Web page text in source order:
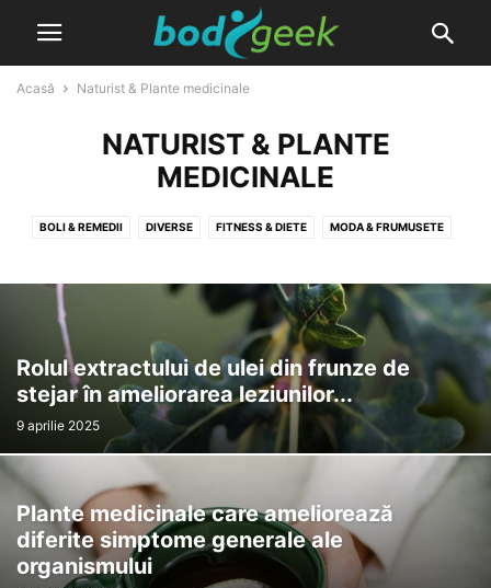
Acasă Naturist & Plante medicinale
NATURIST & PLANTE
MEDICINALE
BOLI & REMEDII DIVERSE FITNESS & DIETE MODA & FRUMUSETE
Rolul extractului de ulei din frunze de
stejar în ameliorarea leziunilor...
9 aprilie 2025
Plante medicinale care ameliorează
diferite simptome generale ale
organismului